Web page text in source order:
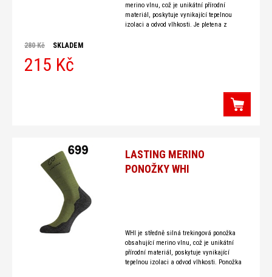
merino vlnu, což je unikátní přírodní
materiál, poskytuje vynikající tepelnou
izolaci a odvod vlhkosti. Je pletena z
280 Kč SKLADEM
215 Kč
LASTING MERINO
PONOŽKY WHI
WHI je středně silná trekingová ponožka
obsahující merino vlnu, což je unikátní
přírodní materiál, poskytuje vynikající
tepelnou izolaci a odvod vlhkosti. Ponožka